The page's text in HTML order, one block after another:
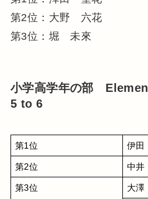
第2位：大野 六花
第3位：堀 未來
小学高学年の部
5 to 6
第1位 伊田
第2位 中井
第3位 大澤